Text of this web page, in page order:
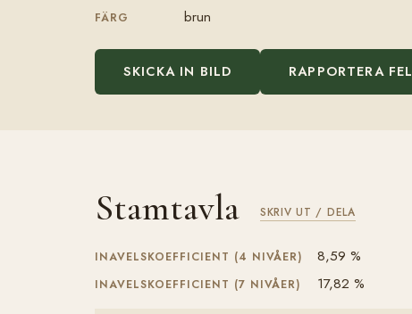
FÄRG brun
SKICKA IN BILD RAPPORTERA FEL
Stamtavla SKRIV UT / DELA
INAVELSKOEFFICIENT (4 NIVÅER) 8,59 %
INAVELSKOEFFICIENT (7 NIVÅER) 17,82 %